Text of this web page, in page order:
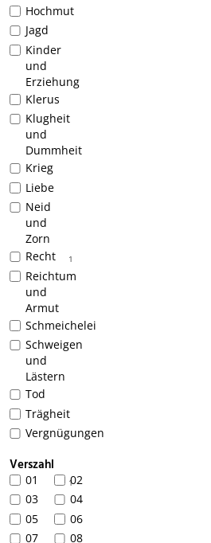
Hochmut
Jagd
Kinder
und
Erziehung
Klerus
Klugheit
und
Dummheit
Krieg
Liebe
Neid
und
Zorn
1
Recht
Reichtum
und
Armut
Schmeichelei
Schweigen
und
Lästern
Tod
Trägheit
Vergnügungen
Verszahl
01 102
03
04
05
06
07
08